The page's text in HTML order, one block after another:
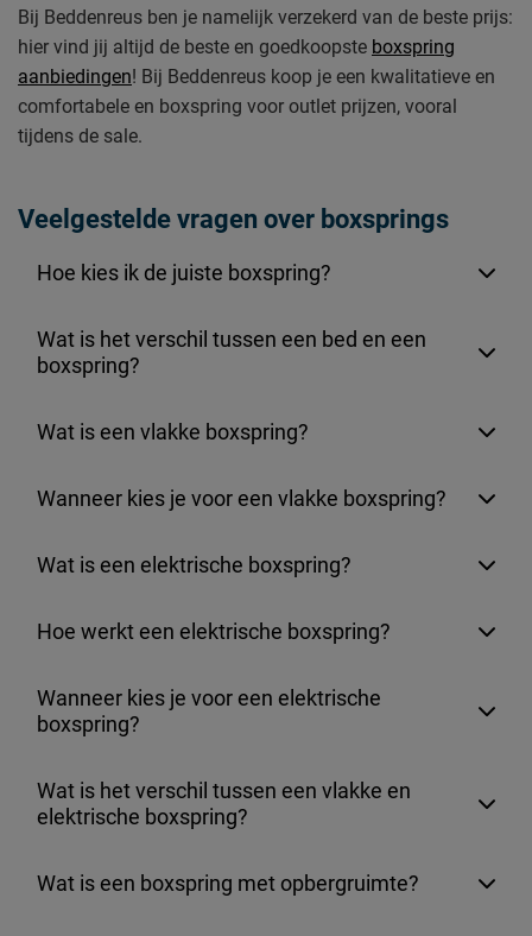
Bij Beddenreus ben je namelijk verzekerd van de beste prijs:
hier vind jij altijd de beste en goedkoopste boxspring
aanbiedingen! Bij Beddenreus koop je een kwalitatieve en
comfortabele en boxspring voor outlet prijzen, vooral
tijdens de sale.
Veelgestelde vragen over boxsprings
Hoe kies ik de juiste boxspring?
Wat is het verschil tussen een bed en een
boxspring?
Wat is een vlakke boxspring?
Wanneer kies je voor een vlakke boxspring?
Wat is een elektrische boxspring?
Hoe werkt een elektrische boxspring?
Wanneer kies je voor een elektrische
boxspring?
Wat is het verschil tussen een vlakke en
elektrische boxspring?
Wat is een boxspring met opbergruimte?